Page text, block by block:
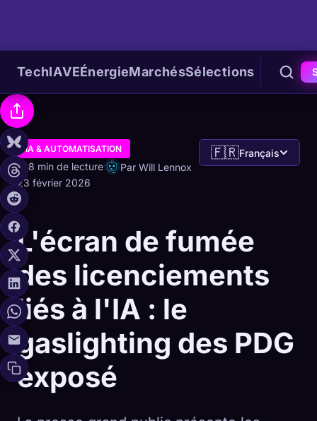
TechIAVEÉnergieMarchésSélections
IA & AUTOMATISATION
8 min de lecture
Par Will Lennox
23 février 2026
🇫🇷Français
L'écran de fumée
des licenciements
liés à l'IA : le
gaslighting des PDG
exposé